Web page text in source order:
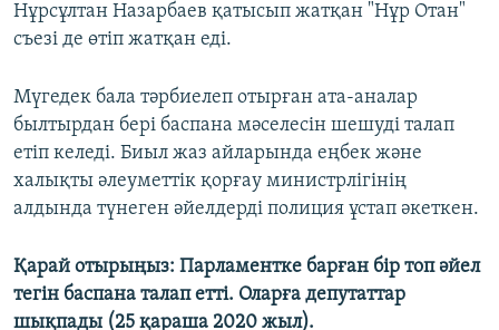
Нұрсұлтан Назарбаев қатысып жатқан "Нұр Отан"
съезі де өтіп жатқан еді.
Мүгедек бала тәрбиелеп отырған ата-аналар
былтырдан бері баспана мәселесін шешуді талап
етіп келеді. Биыл жаз айларында еңбек және
халықты әлеуметтік қорғау министрлігінің
алдында түнеген әйелдерді полиция ұстап әкеткен.
Қарай отырыңыз: Парламентке барған бір топ әйел
тегін баспана талап етті. Оларға депутаттар
шықпады (25 қараша 2020 жыл).